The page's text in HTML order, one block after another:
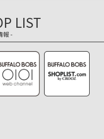
LIST
報 -